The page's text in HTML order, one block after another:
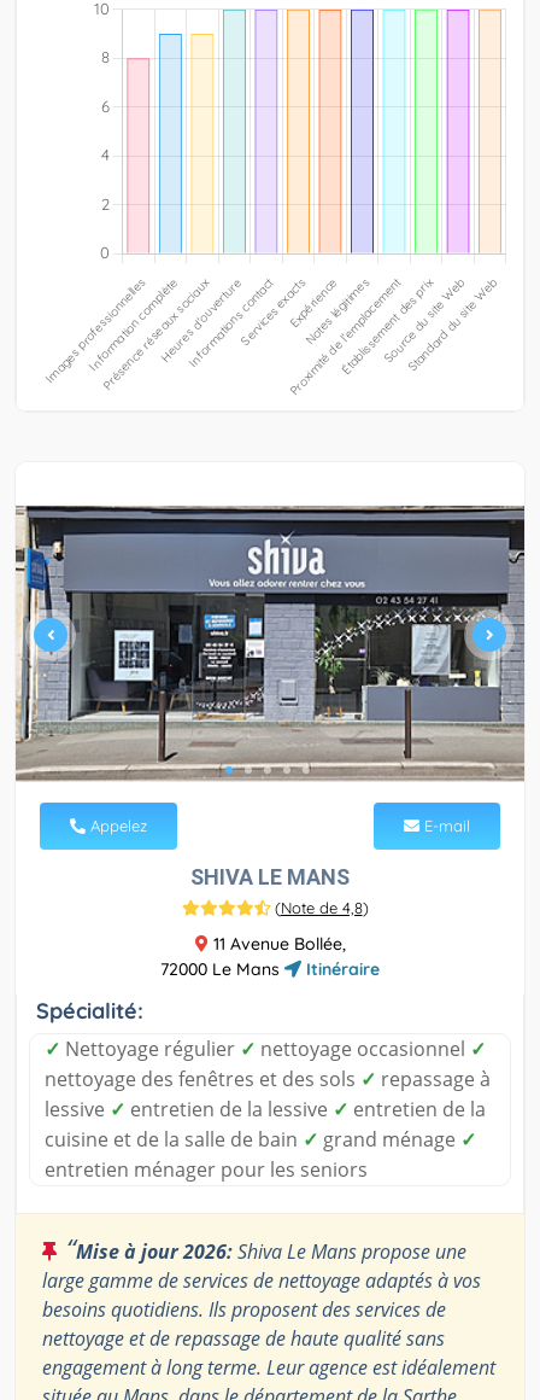
Appelez E-mail
SHIVA LE MANS
(Note de 4,8)
11 Avenue Bollée,
72000 Le Mans
Itinéraire
Spécialité:
✓ Nettoyage régulier ✓ nettoyage occasionnel ✓
nettoyage des fenêtres et des sols ✓ repassage à
lessive ✓ entretien de la lessive ✓ entretien de la
cuisine et de la salle de bain ✓ grand ménage ✓
entretien ménager pour les seniors
“Mise à jour 2026:Shiva Le Mans propose une
large gamme de services de nettoyage adaptés à vos
besoins quotidiens. Ils proposent des services de
nettoyage et de repassage de haute qualité sans
engagement à long terme. Leur agence est idéalement